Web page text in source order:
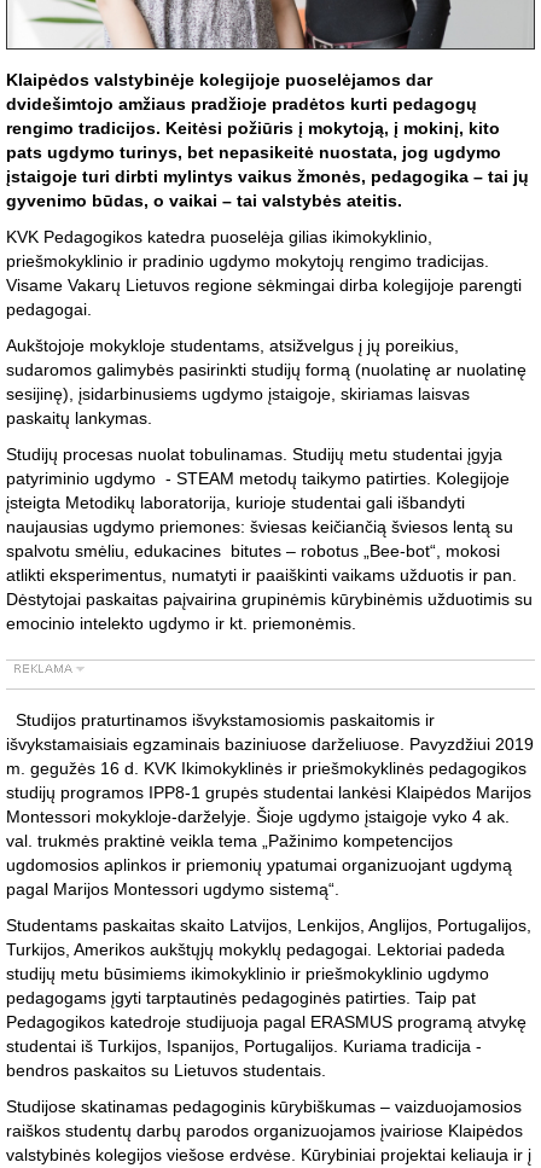
Klaipėdos valstybinėje kolegijoje puoselėjamos dar
dvidešimtojo amžiaus pradžioje pradėtos kurti pedagogų
rengimo tradicijos. Keitėsi požiūris į mokytoją, į mokinį, kito
pats ugdymo turinys, bet nepasikeitė nuostata, jog ugdymo
įstaigoje turi dirbti mylintys vaikus žmonės, pedagogika – tai jų
gyvenimo būdas, o vaikai – tai valstybės ateitis.
KVK Pedagogikos katedra puoselėja gilias ikimokyklinio,
priešmokyklinio ir pradinio ugdymo mokytojų rengimo tradicijas.
Visame Vakarų Lietuvos regione sėkmingai dirba kolegijoje parengti
pedagogai.
Aukštojoje mokykloje studentams, atsižvelgus į jų poreikius,
sudaromos galimybės pasirinkti studijų formą (nuolatinę ar nuolatinę
sesijinę), įsidarbinusiems ugdymo įstaigoje, skiriamas laisvas
paskaitų lankymas.
Studijų procesas nuolat tobulinamas. Studijų metu studentai įgyja
patyriminio ugdymo - STEAM metodų taikymo patirties. Kolegijoje
įsteigta Metodikų laboratorija, kurioje studentai gali išbandyti
naujausias ugdymo priemones: šviesas keičiančią šviesos lentą su
spalvotu smėliu, edukacines bitutes – robotus „Bee-bot“, mokosi
atlikti eksperimentus, numatyti ir paaiškinti vaikams užduotis ir pan.
Dėstytojai paskaitas paįvairina grupinėmis kūrybinėmis užduotimis su
emocinio intelekto ugdymo ir kt. priemonėmis.
Studijos praturtinamos išvykstamosiomis paskaitomis ir
išvykstamaisiais egzaminais baziniuose darželiuose. Pavyzdžiui 2019
m. gegužės 16 d. KVK Ikimokyklinės ir priešmokyklinės pedagogikos
studijų programos IPP8-1 grupės studentai lankėsi Klaipėdos Marijos
Montessori mokykloje-darželyje. Šioje ugdymo įstaigoje vyko 4 ak.
val. trukmės praktinė veikla tema „Pažinimo kompetencijos
ugdomosios aplinkos ir priemonių ypatumai organizuojant ugdymą
pagal Marijos Montessori ugdymo sistemą“.
Studentams paskaitas skaito Latvijos, Lenkijos, Anglijos, Portugalijos,
Turkijos, Amerikos aukštųjų mokyklų pedagogai. Lektoriai padeda
studijų metu būsimiems ikimokyklinio ir priešmokyklinio ugdymo
pedagogams įgyti tarptautinės pedagoginės patirties. Taip pat
Pedagogikos katedroje studijuoja pagal ERASMUS programą atvykę
studentai iš Turkijos, Ispanijos, Portugalijos. Kuriama tradicija -
bendros paskaitos su Lietuvos studentais.
Studijose skatinamas pedagoginis kūrybiškumas – vaizduojamosios
raiškos studentų darbų parodos organizuojamos įvairiose Klaipėdos
valstybinės kolegijos viešose erdvėse. Kūrybiniai projektai keliauja ir į